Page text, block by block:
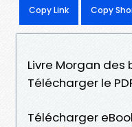
Copy Link Copy
Livre Morgan des
Télécharger le
Télécharger